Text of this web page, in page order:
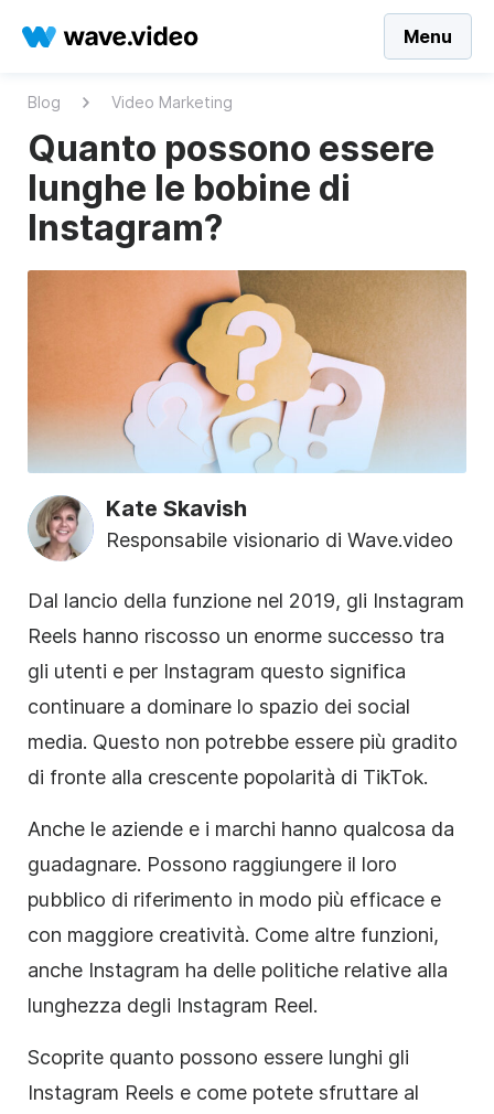
Menu
Blog Video Marketing
Quanto possono essere
lunghe le bobine di
Instagram?
Kate Skavish
Responsabile visionario di Wave.video
Dal lancio della funzione nel 2019, gli Instagram
Reels hanno riscosso un enorme successo tra
gli utenti e per Instagram questo significa
continuare a dominare lo spazio dei social
media. Questo non potrebbe essere più gradito
di fronte alla crescente popolarità di TikTok.
Anche le aziende e i marchi hanno qualcosa da
guadagnare. Possono raggiungere il loro
pubblico di riferimento in modo più efficace e
con maggiore creatività. Come altre funzioni,
anche Instagram ha delle politiche relative alla
lunghezza degli Instagram Reel.
Scoprite quanto possono essere lunghi gli
Instagram Reels e come potete sfruttare al